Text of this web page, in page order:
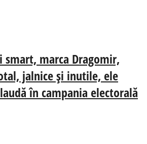
marca Dragomir,
jalnice și inutile, ele
în campania electorală